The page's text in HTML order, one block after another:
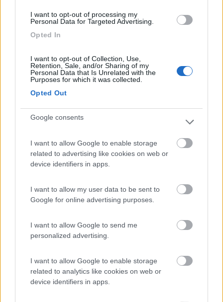
I want to opt-out of processing my
Personal Data for Targeted Advertising.
Opted In
I want to opt-out of Collection, Use,
Retention, Sale, and/or Sharing of my
Personal Data that Is Unrelated with the
Purposes for which it was collected.
Opted Out
Google consents
I want to allow Google to enable storage
related to advertising like cookies on web or
device identifiers in apps.
I want to allow my user data to be sent to
Google for online advertising purposes.
I want to allow Google to send me
personalized advertising.
I want to allow Google to enable storage
related to analytics like cookies on web or
device identifiers in apps.
dovuti alzare per andare a cenare altrove. La
seconda sera siamo usciti in centro Umago per
cose dalla piazzola, compreso il sacchetto di
rifiuti appeso alla pianta e legata per bene. Ci
siamo rivolti alla direzione sperando di riavere
tutto indietro, ma l'unica risposta che abbiamo
denuncia... che tristezza... a questo punto ho
pensato che denuncio a fare, quando è chiaro che
un ladruncolo non avrebbe mai portato via la
pattumiera!
Ottimo campeggio con tre piscine, molti ristoranti,
acqua molte sono ombreggianti.Molti divertimenti
acquatici.Prezzi giusti. Io lo consiglio.